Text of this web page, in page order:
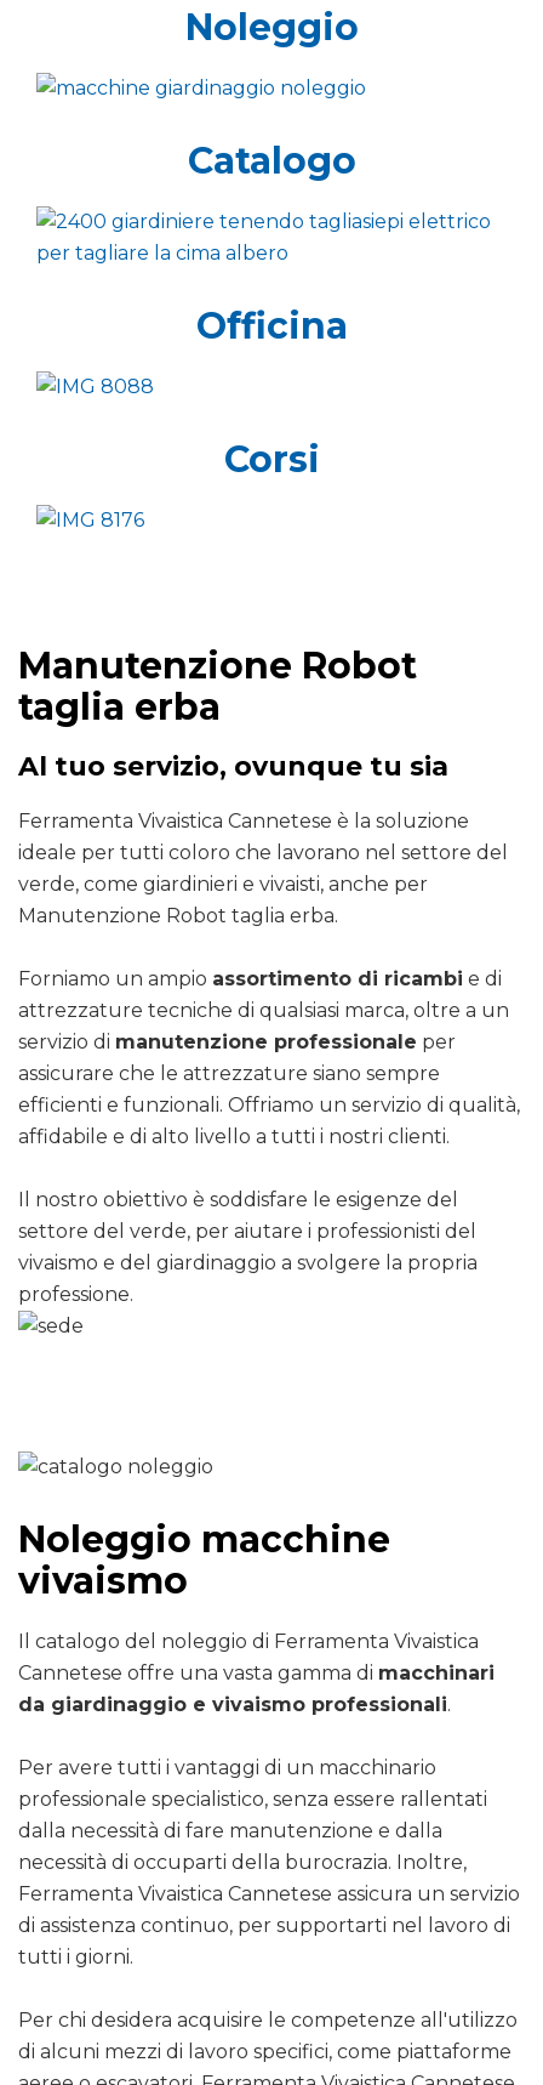
Noleggio
Catalogo
Officina
Corsi
Manutenzione Robot
taglia erba
Al tuo servizio, ovunque tu sia
Ferramenta Vivaistica Cannetese è la soluzione
ideale per tutti coloro che lavorano nel settore del
verde, come giardinieri e vivaisti, anche per
Manutenzione Robot taglia erba.
Forniamo un ampio assortimento di ricambi e di
attrezzature tecniche di qualsiasi marca, oltre a un
servizio di manutenzione professionale per
assicurare che le attrezzature siano sempre
efficienti e funzionali. Offriamo un servizio di qualità,
affidabile e di alto livello a tutti i nostri clienti.
Il nostro obiettivo è soddisfare le esigenze del
settore del verde, per aiutare i professionisti del
vivaismo e del giardinaggio a svolgere la propria
professione.
Noleggio macchine
vivaismo
Il catalogo del noleggio di Ferramenta Vivaistica
Cannetese offre una vasta gamma di macchinari
da giardinaggio e vivaismo professionali.
Per avere tutti i vantaggi di un macchinario
professionale specialistico, senza essere rallentati
dalla necessità di fare manutenzione e dalla
necessità di occuparti della burocrazia. Inoltre,
Ferramenta Vivaistica Cannetese assicura un servizio
di assistenza continuo, per supportarti nel lavoro di
tutti i giorni.
Per chi desidera acquisire le competenze all'utilizzo
di alcuni mezzi di lavoro specifici, come piattaforme